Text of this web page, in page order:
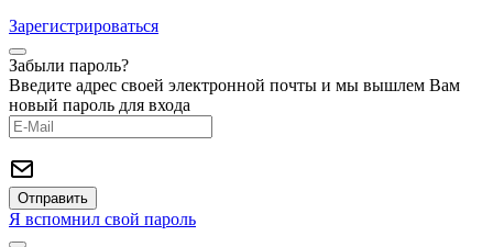
Зарегистрироваться
Забыли пароль?
Введите адрес своей электронной почты и мы вышлем Вам
новый пароль для входа
Я вспомнил свой пароль